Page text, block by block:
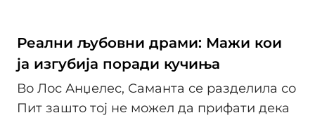
Реални љубовни драми: Мажи кои
ја изгубија поради кучиња
Во Лос Анџелес, Саманта се разделила со
Пит зашто тој не можел да прифати дека